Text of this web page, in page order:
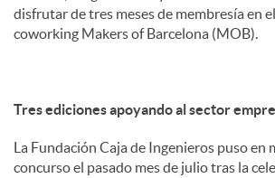
disfrutar de tres meses de membresía en
coworking Makers of Barcelona (MOB).
Tres ediciones apoyando al sector
La Fundación Caja de Ingenieros puso en
concurso el pasado mes de julio tras la